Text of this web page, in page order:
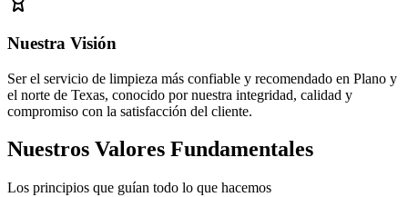
Nuestra Visión
Ser el servicio de limpieza más confiable y recomendado en Plano y
el norte de Texas, conocido por nuestra integridad, calidad y
compromiso con la satisfacción del cliente.
Nuestros Valores Fundamentales
Los principios que guían todo lo que hacemos